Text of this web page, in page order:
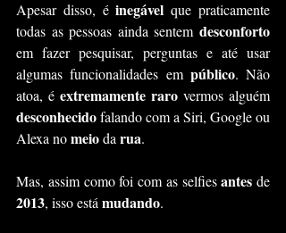
Apesar disso, é inegável que praticamente
todas as pessoas ainda sentem desconforto
em fazer pesquisar, perguntas e até usar
algumas funcionalidades em público. Não
atoa, é extremamente raro
desconhecido falando com a Siri, Google ou
Alexa no meio da rua.
Mas, assim como foi com as selfies antes
2013, isso está mudando.